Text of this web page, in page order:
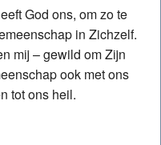
God ons, om zo te
in Zichzelf.
mij – gewild om Zijn
ook met ons
tot ons heil.